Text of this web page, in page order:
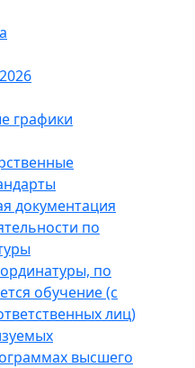
графики
документация
по
по
обучение (с
лиц)
высшего